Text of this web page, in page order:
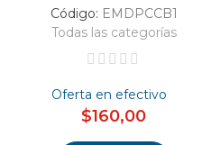
Código: EMDPCCB1
Todas las categorías
Oferta en efectivo
$160,00